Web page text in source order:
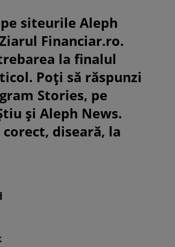
siteurile Aleph
Financiar.ro.
la finalul
Poți să răspunzi
Stories, pe
și Aleph News.
corect, diseară, la